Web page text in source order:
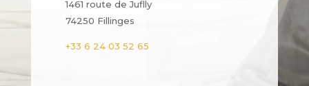
1461 route de Juflly
74250 Fillinges
+33 6 24 03 52 65